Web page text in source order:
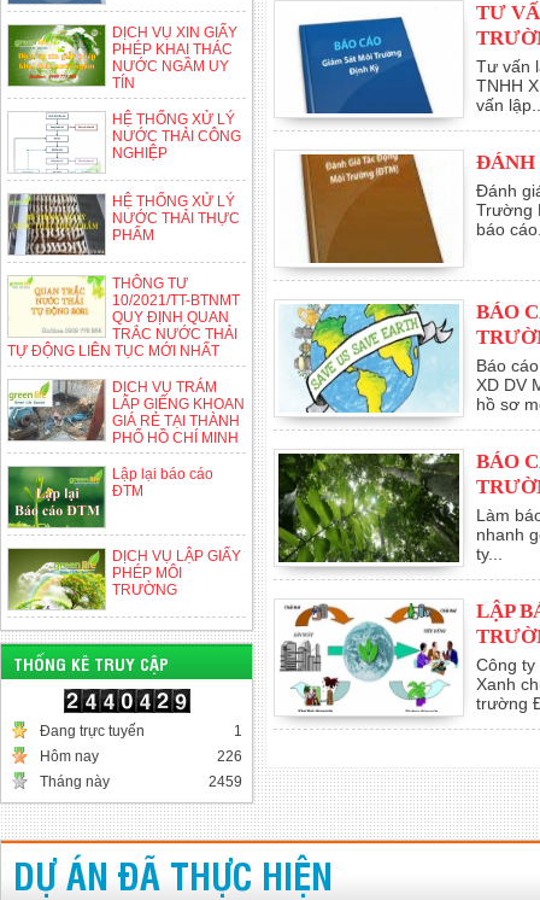
DỊCH VỤ XIN GIẤY
PHÉP KHAI THÁC
NƯỚC NGẦM UY
TÍN
HỆ THỐNG XỬ LÝ
NƯỚC THẢI CÔNG
NGHIỆP
HỆ THỐNG XỬ LÝ
NƯỚC THẢI THỰC
PHẨM
THÔNG TƯ
10/2021/TT-BTNMT
QUY ĐỊNH QUAN
TRẮC NƯỚC THẢI
TỰ ĐỘNG LIÊN TỤC MỚI NHẤT
DỊCH VỤ TRÁM
LẤP GIẾNG KHOAN
GIÁ RẺ TẠI THÀNH
PHỐ HỒ CHÍ MINH
Lập lại báo cáo
ĐTM
DỊCH VỤ LẬP GIẤY
PHÉP MÔI
TRƯỜNG
THỐNG KÊ TRUY CẬP
Đang trực tuyến
1
Hôm nay
226
Tháng này
2459
TƯ
Tư vấn
TNHH
vấn
ĐÁNH
Đánh
Trường
báo
BÁO
Báo
XD DV
hồ sơ
BÁO
Làm
nhanh
ty...
LẬP
Công ty
Xanh
trường
DỰ ÁN ĐÃ THỰC HIỆN